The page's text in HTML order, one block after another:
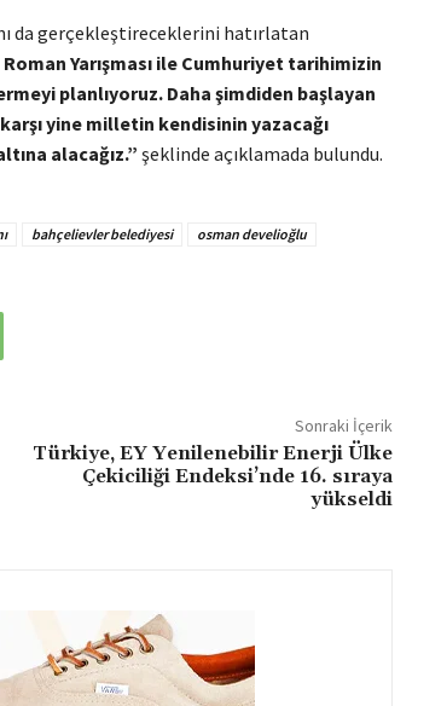
da gerçekleştireceklerini hatırlatan
Yarışması ile Cumhuriyet tarihimizin
planlıyoruz. Daha şimdiden başlayan
yine milletin kendisinin yazacağı
alacağız.”şeklinde açıklamada bulundu.
bahçelievler belediyesi
osman develioğlu
Sonraki İçerik
Türkiye, EY Yenilenebilir Enerji Ülke
Çekiciliği Endeksi’nde 16. sıraya
yükseldi